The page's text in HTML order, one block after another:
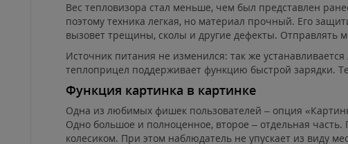
Вес тепловизора стал меньше, чем был представлен
поэтому техника легкая, но материал прочный. Его
вызовет трещины, сколы и другие дефекты. Отправлять
Источник питания не изменился: так же
теплоприцел поддерживает функцию быстрой зарядки.
Функция картинка в картинке
Одна из любимых фишек пользователей – опция
Одно большое и полноценное, второе – отдельная
колесиком. При этом наблюдатель не упускает из виду